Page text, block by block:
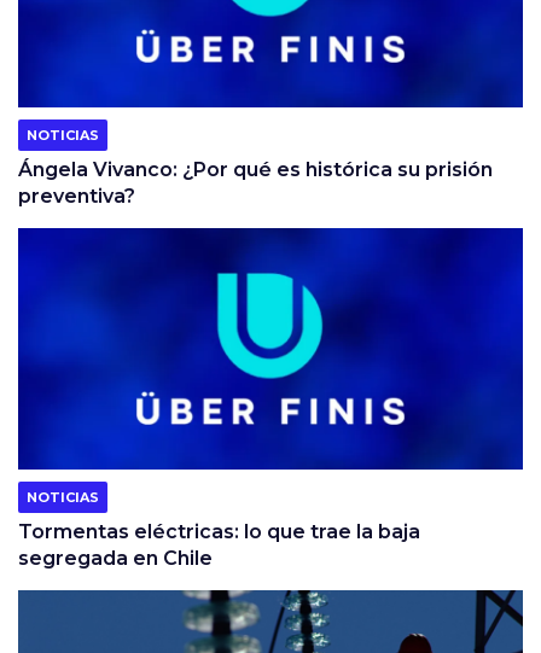
NOTICIAS
Ángela Vivanco: ¿Por qué es histórica su prisión
preventiva?
NOTICIAS
Tormentas eléctricas: lo que trae la baja
segregada en Chile